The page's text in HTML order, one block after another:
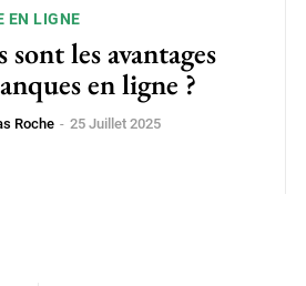
EN LIGNE
sont les avantages
en ligne ?
Roche - 25 Juillet 2025